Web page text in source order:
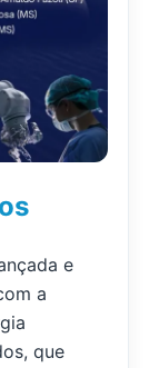
e
a
que